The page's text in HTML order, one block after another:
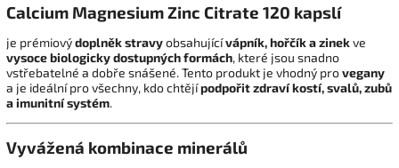
Calcium Magnesium Zinc Citrate 120 kapslí
je prémiovýdoplněk stravyobsahujícívápník, hořčík a zinekve
vysoce biologicky dostupných formách, které jsou snadno
vstřebatelné a dobře snášené. Tento produkt je vhodný provegany
a je ideální pro všechny, kdo chtějípodpořit zdraví kostí, svalů, zubů
a imunitní systém.
Vyvážená kombinace minerálů